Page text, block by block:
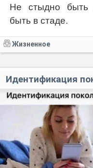
Не стыдно быть
быть в стаде.
Жизненное
Идентификация